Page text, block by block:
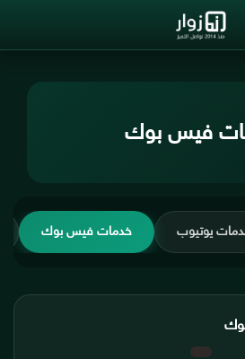
فيس بوك
يوتيوب خدمات فيس بوك